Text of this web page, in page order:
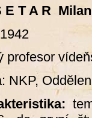
E T A R Milan
profesor
NKP,